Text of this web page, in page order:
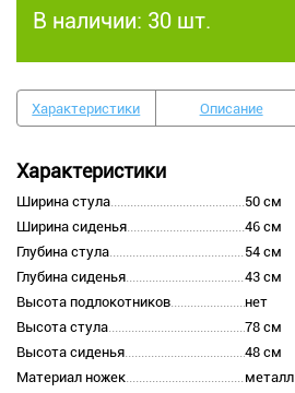
В наличии: 30 шт.
Характеристики Описание
Характеристики
Ширина стула
50 см
Ширина сиденья
46 см
Глубина стула
54 см
Глубина сиденья
43 см
Высота подлокотников
нет
Высота стула
78 см
Высота сиденья
48 см
Материал ножек
металл